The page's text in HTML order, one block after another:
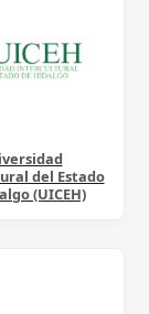
del Estado
(UICEH)